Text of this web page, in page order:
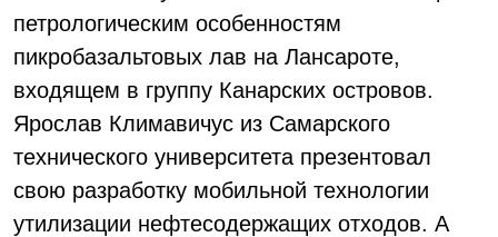
петрологическим особенностям
пикробазальтовых лав на Лансароте,
входящем в группу Канарских островов.
Ярослав Климавичус из Самарского
технического университета презентовал
свою разработку мобильной технологии
утилизации нефтесодержащих отходов. А